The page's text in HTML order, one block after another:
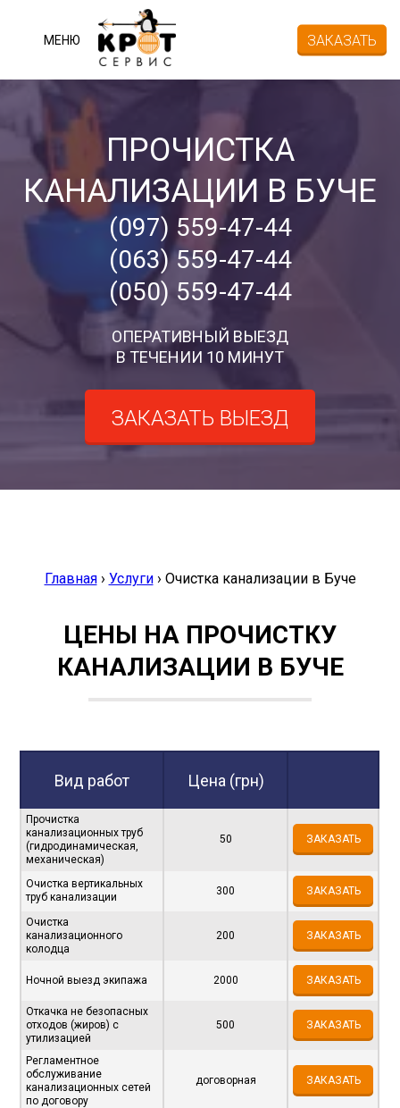
МЕНЮ ЗАКАЗАТЬ
ПРОЧИСТКА
КАНАЛИЗАЦИИ В БУЧЕ
(097) 559-47-44
(063) 559-47-44
(050) 559-47-44
ОПЕРАТИВНЫЙ ВЫЕЗД
В ТЕЧЕНИИ 10 МИНУТ
ЗАКАЗАТЬ ВЫЕЗД
Главная› Услуги› Очистка канализации в Буче
ЦЕНЫ НА ПРОЧИСТКУ
КАНАЛИЗАЦИИ В БУЧЕ
Вид работ Цена (грн)
Прочистка
канализационных труб
(гидродинамическая,
механическая)
50 ЗАКАЗАТЬ
Очистка вертикальных
труб канализации
300 ЗАКАЗАТЬ
Очистка
канализационного
колодца
200 ЗАКАЗАТЬ
Ночной выезд экипажа 2000 ЗАКАЗАТЬ
Откачка не безопасных
отходов (жиров) с
утилизацией
500 ЗАКАЗАТЬ
Регламентное
обслуживание
канализационных сетей
по договору
договорная ЗАКАЗАТЬ